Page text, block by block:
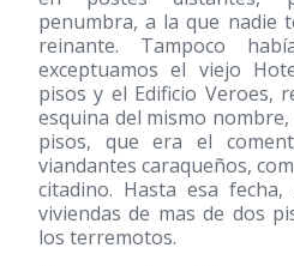
penumbra, a la que nadie
reinante. Tampoco
exceptuamos el viejo
pisos y el Edificio Veroes,
esquina del mismo
pisos, que era el
viandantes caraqueños,
citadino. Hasta esa
viviendas de mas de dos
los terremotos.